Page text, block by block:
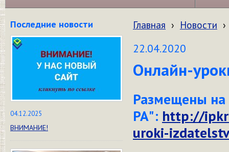
Последние новости
04.12.2025
ВНИМАНИЕ!
Главная › Новости ›
22.04.2020
Онлайн-
Размещены
РА": http://
uroki-